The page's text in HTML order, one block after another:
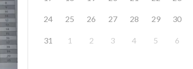
24 25 26 27 28 29 30
31 1 2 3 4 5 6